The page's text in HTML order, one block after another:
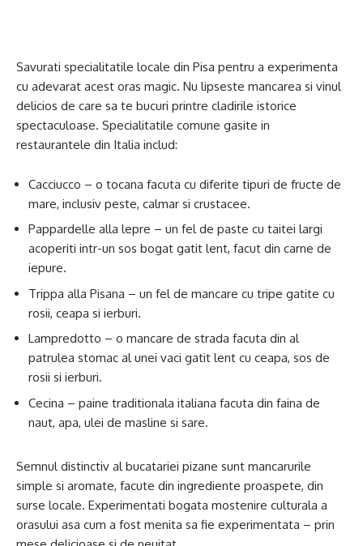
Savurati specialitatile locale din Pisa pentru a experimenta
cu adevarat acest oras magic. Nu lipseste mancarea si vinul
delicios de care sa te bucuri printre cladirile istorice
spectaculoase. Specialitatile comune gasite in
restaurantele din Italia includ:
Cacciucco – o tocana facuta cu diferite tipuri de fructe de
mare, inclusiv peste, calmar si crustacee.
Pappardelle alla lepre – un fel de paste cu taitei largi
acoperiti intr-un sos bogat gatit lent, facut din carne de
iepure.
Trippa alla Pisana – un fel de mancare cu tripe gatite cu
rosii, ceapa si ierburi.
Lampredotto – o mancare de strada facuta din al
patrulea stomac al unei vaci gatit lent cu ceapa, sos de
rosii si ierburi.
Cecina – paine traditionala italiana facuta din faina de
naut, apa, ulei de masline si sare.
Semnul distinctiv al bucatariei pizane sunt mancarurile
simple si aromate, facute din ingrediente proaspete, din
surse locale. Experimentati bogata mostenire culturala a
orasului asa cum a fost menita sa fie experimentata – prin